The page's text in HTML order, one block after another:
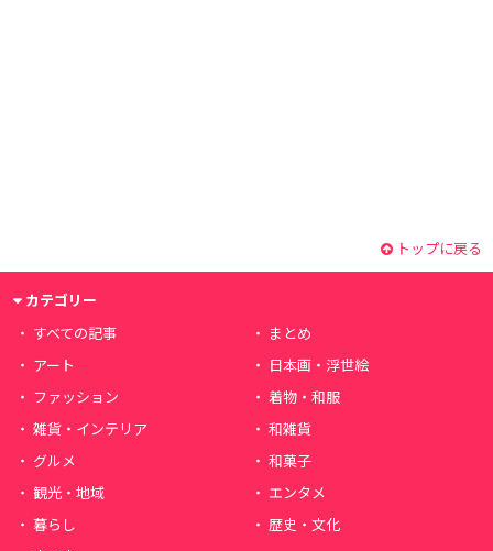
トップに戻る
カテゴリー
すべての記事
まとめ
アート
日本画・浮世絵
ファッション
着物・和服
雑貨・インテリア
和雑貨
グルメ
和菓子
観光・地域
エンタメ
暮らし
歴史・文化